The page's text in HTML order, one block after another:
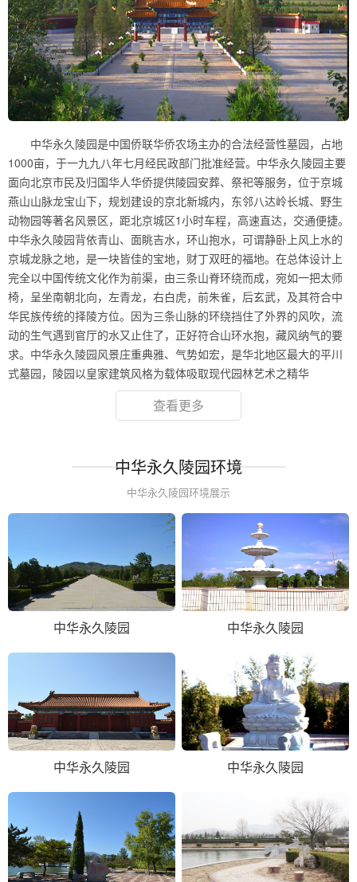
中华永久陵园是中国侨联华侨农场主办的合法经营性墓园，占地
1000亩，于一九九八年七月经民政部门批准经营。中华永久陵园主要
面向北京市民及归国华人华侨提供陵园安葬、祭祀等服务，位于京城
燕山山脉龙宝山下，规划建设的京北新城内，东邻八达岭长城、野生
动物园等著名风景区，距北京城区1小时车程，高速直达，交通便捷。
中华永久陵园背依青山、面眺吉水，环山抱水，可谓静卧上风上水的
京城龙脉之地，是一块皆佳的宝地，财丁双旺的福地。在总体设计上
完全以中国传统文化作为前渠，由三条山脊环绕而成，宛如一把太师
椅，呈坐南朝北向，左青龙，右白虎，前朱雀，后玄武，及其符合中
华民族传统的择陵方位。因为三条山脉的环绕挡住了外界的风吹，流
动的生气遇到官厅的水又止住了，正好符合山环水抱，藏风纳气的要
求。中华永久陵园风景庄重典雅、气势如宏，是华北地区最大的平川
式墓园，陵园以皇家建筑风格为载体吸取现代园林艺术之精华
查看更多
中华永久陵园环境
中华永久陵园环境展示
中华永久陵园 中华永久陵园
中华永久陵园 中华永久陵园